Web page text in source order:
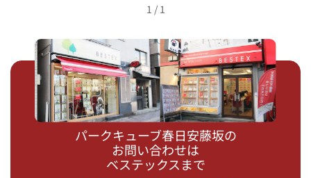
1 / 1
パークキューブ春日安藤坂の
お問い合わせは
ベステックスまで